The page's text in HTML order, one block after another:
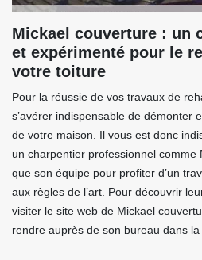
Mickael couverture : un
et expérimenté pour le
votre toiture
Pour la réussie de vos travaux de
s’avérer indispensable de démonter
de votre maison. Il vous est donc
un charpentier professionnel comme
que son équipe pour profiter d’un
aux règles de l’art. Pour découvrir
visiter le site web de Mickael
rendre auprès de son bureau dans la